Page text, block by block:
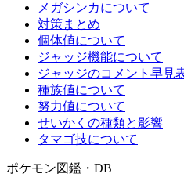
メガシンカについて
対策まとめ
個体値について
ジャッジ機能について
ジャッジのコメント早見
種族値について
努力値について
せいかくの種類と影響
タマゴ技について
ポケモン図鑑・DB